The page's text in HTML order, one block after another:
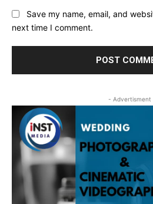
Save my name, email, and
next time I comment.
- Advertisment